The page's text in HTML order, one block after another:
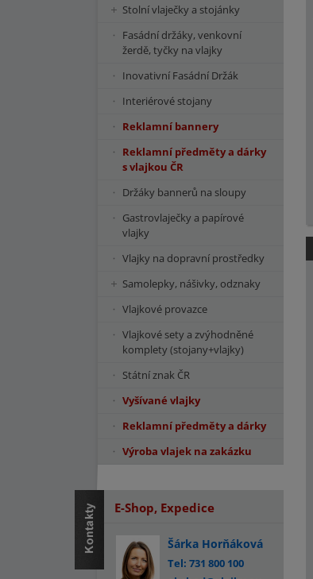
Stolní vlaječky a stojánky
Fasádní držáky, venkovní
žerdě, tyčky na vlajky
Inovativní Fasádní Držák
Interiérové stojany
Reklamní bannery
Reklamní předměty a dárky
s vlajkou ČR
Držáky bannerů na sloupy
Gastrovlaječky a papírové
vlajky
Vlajky na dopravní prostředky
Samolepky, nášivky, odznaky
Vlajkové provazce
Vlajkové sety a zvýhodněné
komplety (stojany+vlajky)
Státní znak ČR
Vyšívané vlajky
Reklamní předměty a dárky
Výroba vlajek na zakázku
E-Shop, Expedice
Šárka Horňáková
Tel: 731 800 100